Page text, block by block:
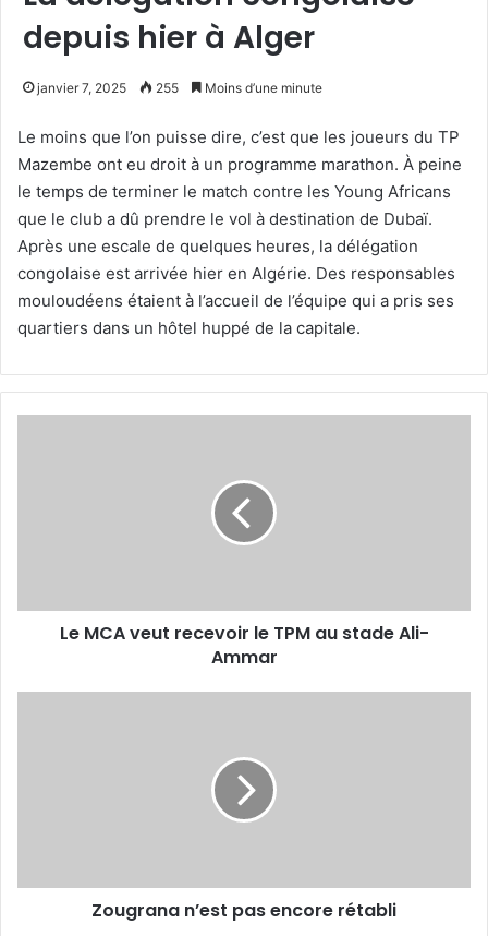
depuis hier à Alger
janvier 7, 2025 255 Moins d’une minute
Le moins que l’on puisse dire, c’est que les joueurs du TP
Mazembe ont eu droit à un programme marathon. À peine
le temps de terminer le match contre les Young Africans
que le club a dû prendre le vol à destination de Dubaï.
Après une escale de quelques heures, la délégation
congolaise est arrivée hier en Algérie. Des responsables
mouloudéens étaient à l’accueil de l’équipe qui a pris ses
quartiers dans un hôtel huppé de la capitale.
Ali-
AmmarLe MCA veut recevoir le TPM au stade Ali-
Ammar
Zougrana n’est pas encore rétabli